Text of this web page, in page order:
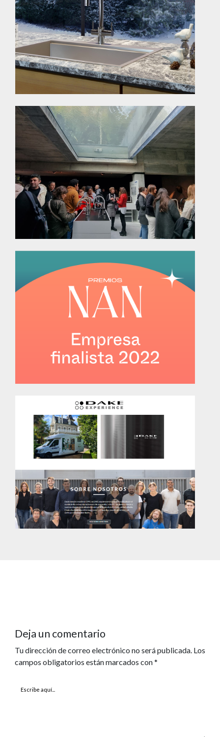
Deja un comentario
Tu dirección de correo electrónico no será publicada. Los
campos obligatorios están marcados con*
Escribe